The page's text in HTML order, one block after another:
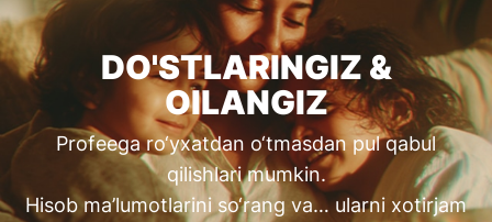
DO'STLARINGIZ &
OILANGIZ
Profeega ro‘yxatdan o‘tmasdan pul qabul
qilishlari mumkin.
Hisob ma’lumotlarini so‘rang va… ularni xotirjam